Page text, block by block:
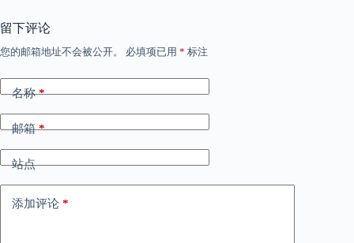
留下评论
您的邮箱地址不会被公开。 必填项已用 * 标注
名称*
邮箱*
站点
添加评论 *